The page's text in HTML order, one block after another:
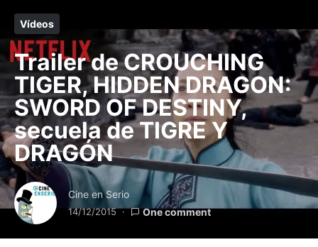
Vídeos
Trailer de CROUCHING
TIGER, HIDDEN DRAGON:
SWORD OF DESTINY,
secuela de TIGRE Y
DRAGÓN
Cine en Serio
14/12/2015 One comment